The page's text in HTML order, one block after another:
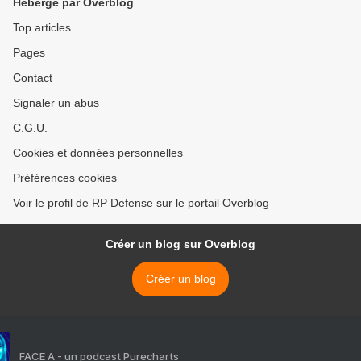
Top articles
Pages
Contact
Signaler un abus
C.G.U.
Cookies et données personnelles
Préférences cookies
Voir le profil de RP Defense sur le portail Overblog
Créer un blog sur Overblog
Créer un blog
FACE A - un podcast Purecharts